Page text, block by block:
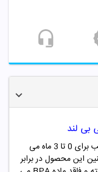
شیشه شیر کولیک ایز کد 200 بی بی لند مناسب برای 0 تا 3 ماه می
این محصول در برابر